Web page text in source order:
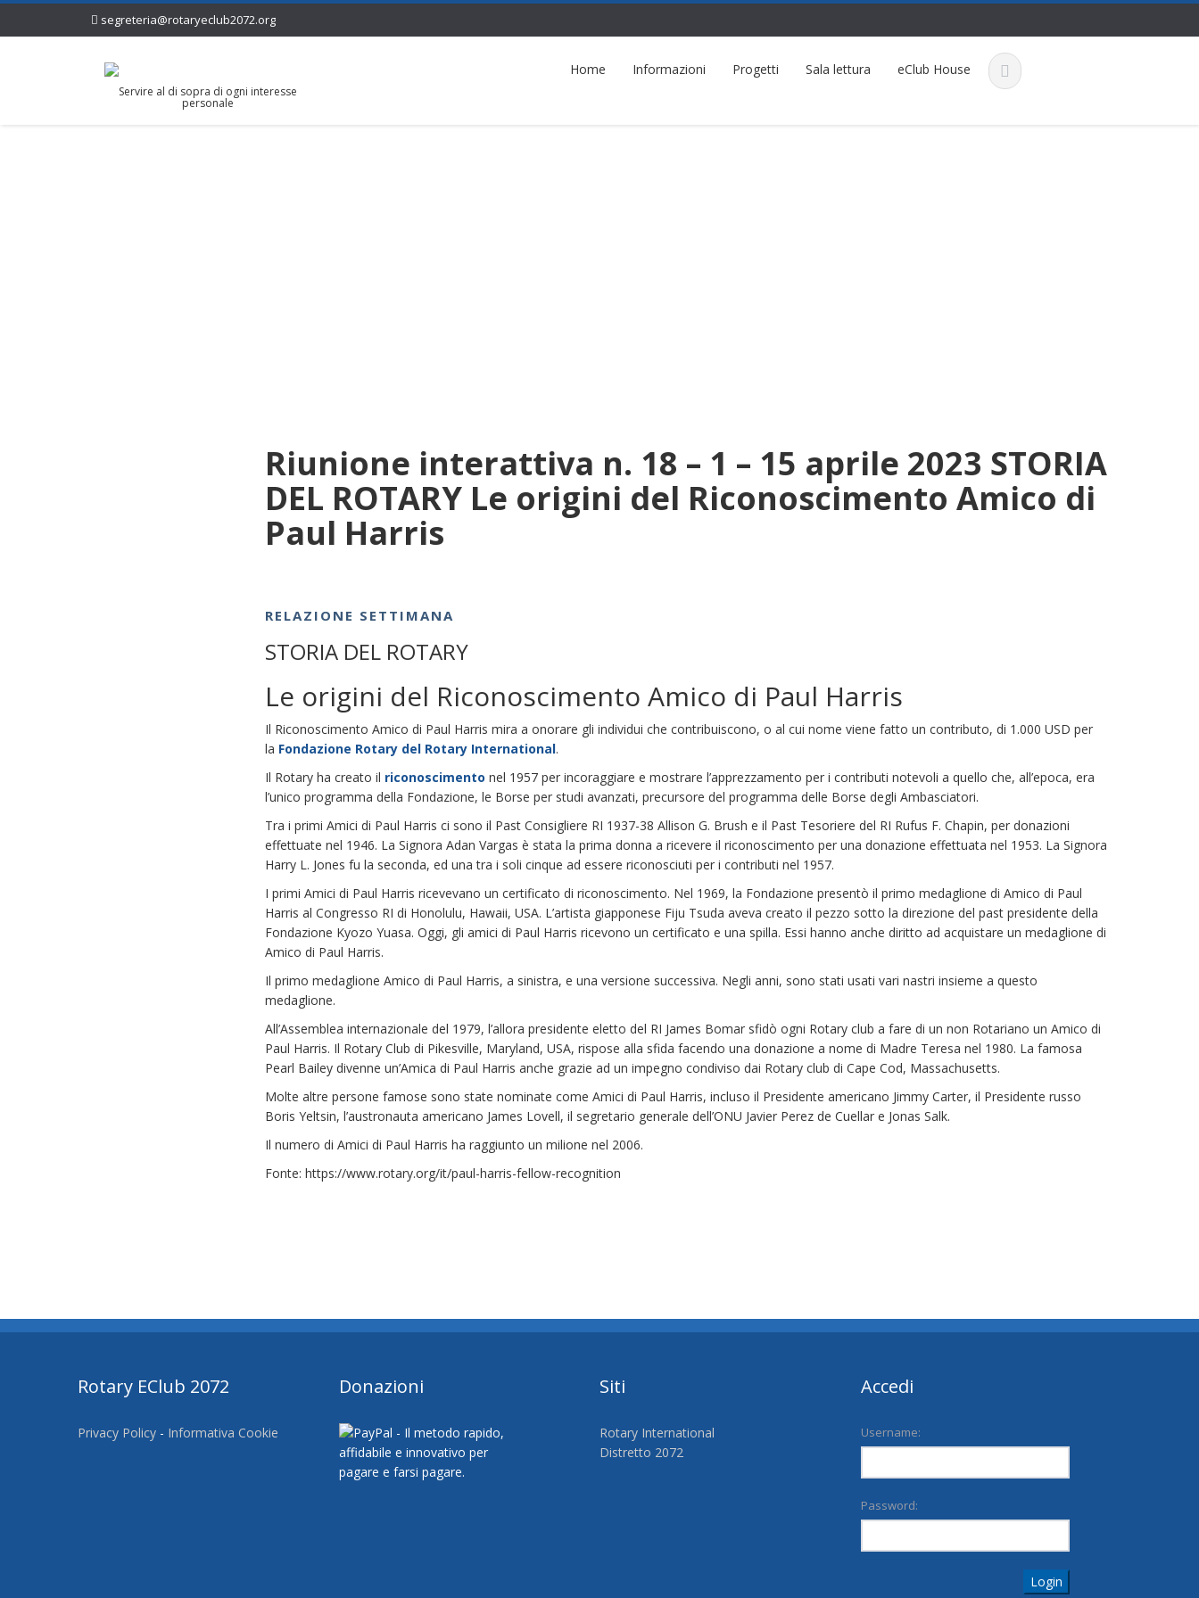
segreteria@rotaryeclub2072.org
Servire al di sopra di ogni interesse
personale
Home Informazioni Progetti Sala lettura eClub House
Riunione interattiva n. 18 – 1 – 15 aprile 2023 STORIA
DEL ROTARY Le origini del Riconoscimento Amico di
Paul Harris
RELAZIONE SETTIMANA
STORIA DEL ROTARY
Le origini del Riconoscimento Amico di Paul Harris
Il Riconoscimento Amico di Paul Harris mira a onorare gli individui che contribuiscono, o al cui nome viene fatto un contributo, di 1.000 USD per
la Fondazione Rotary del Rotary International.
Il Rotary ha creato il riconoscimento nel 1957 per incoraggiare e mostrare l’apprezzamento per i contributi notevoli a quello che, all’epoca, era
l’unico programma della Fondazione, le Borse per studi avanzati, precursore del programma delle Borse degli Ambasciatori.
Tra i primi Amici di Paul Harris ci sono il Past Consigliere RI 1937-38 Allison G. Brush e il Past Tesoriere del RI Rufus F. Chapin, per donazioni
effettuate nel 1946. La Signora Adan Vargas è stata la prima donna a ricevere il riconoscimento per una donazione effettuata nel 1953. La Signora
Harry L. Jones fu la seconda, ed una tra i soli cinque ad essere riconosciuti per i contributi nel 1957.
I primi Amici di Paul Harris ricevevano un certificato di riconoscimento. Nel 1969, la Fondazione presentò il primo medaglione di Amico di Paul
Harris al Congresso RI di Honolulu, Hawaii, USA. L’artista giapponese Fiju Tsuda aveva creato il pezzo sotto la direzione del past presidente della
Fondazione Kyozo Yuasa. Oggi, gli amici di Paul Harris ricevono un certificato e una spilla. Essi hanno anche diritto ad acquistare un medaglione di
Amico di Paul Harris.
Il primo medaglione Amico di Paul Harris, a sinistra, e una versione successiva. Negli anni, sono stati usati vari nastri insieme a questo
medaglione.
All’Assemblea internazionale del 1979, l’allora presidente eletto del RI James Bomar sfidò ogni Rotary club a fare di un non Rotariano un Amico di
Paul Harris. Il Rotary Club di Pikesville, Maryland, USA, rispose alla sfida facendo una donazione a nome di Madre Teresa nel 1980. La famosa
Pearl Bailey divenne un’Amica di Paul Harris anche grazie ad un impegno condiviso dai Rotary club di Cape Cod, Massachusetts.
Molte altre persone famose sono state nominate come Amici di Paul Harris, incluso il Presidente americano Jimmy Carter, il Presidente russo
Boris Yeltsin, l’austronauta americano James Lovell, il segretario generale dell’ONU Javier Perez de Cuellar e Jonas Salk.
Il numero di Amici di Paul Harris ha raggiunto un milione nel 2006.
Fonte: https://www.rotary.org/it/paul-harris-fellow-recognition
Rotary EClub 2072
Privacy Policy - Informativa Cookie
Donazioni Siti
Rotary International
Distretto 2072
Accedi
Username:
Password:
Login